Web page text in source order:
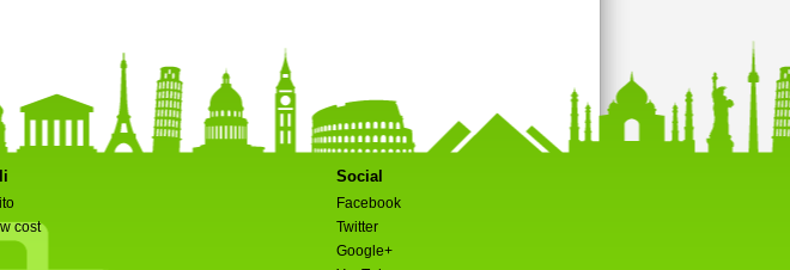
cost
Social
Facebook
Twitter
Google+